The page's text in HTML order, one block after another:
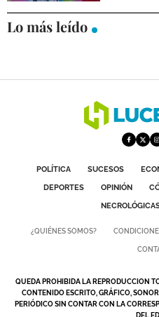
Lo más leído
POLÍTICA SUCESOS
DEPORTES
OPINIÓN
¿QUIÉNES SOMOS?
QUEDA PROHIBIDA LA REPRODUCCION
CONTENIDO ESCRITO, GRÁFICO,
PERIÓDICO SIN CONTAR CON LA
DEL